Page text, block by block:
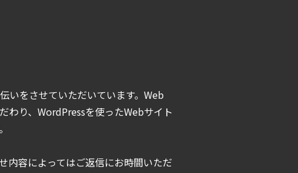
いをさせていただいています。Web
わり、WordPressを使ったWebサイト
内容によってはご返信にお時間いただ